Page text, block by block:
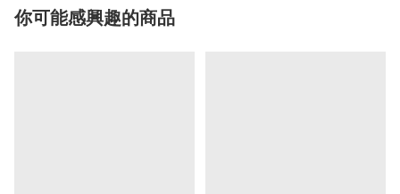
你可能感興趣的商品